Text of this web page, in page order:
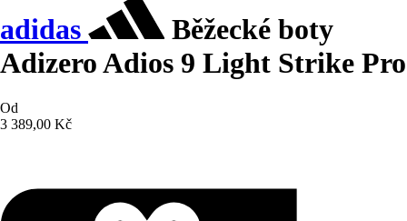
adidas
Běžecké boty
Adizero Adios 9 Light Strike Pro
Od
3 389,00 Kč